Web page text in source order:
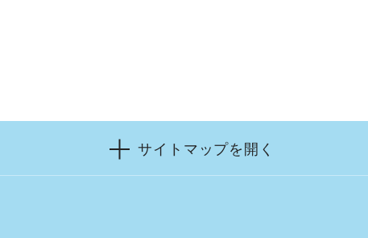
サイトマップを開く